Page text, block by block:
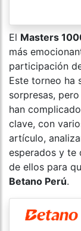
El Masters
más
participación
Este torneo ha
sorpresas,
han
clave, con
artículo,
esperados y te
de ellos para
Betano Perú.